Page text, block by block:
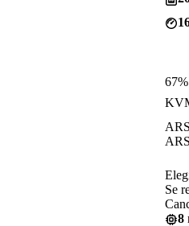
ARS
ARS
Se
8